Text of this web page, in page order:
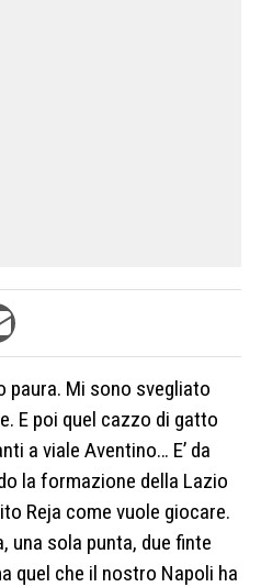
paura. Mi sono svegliato
E poi quel cazzo di gatto
a viale Aventino… E’ da
la formazione della Lazio
Reja come vuole giocare.
una sola punta, due finte
quel che il nostro Napoli ha